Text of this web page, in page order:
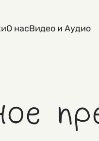
О насВидео и Аудио